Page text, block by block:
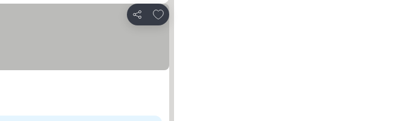
Partilhar
Adicionar aos favoritos